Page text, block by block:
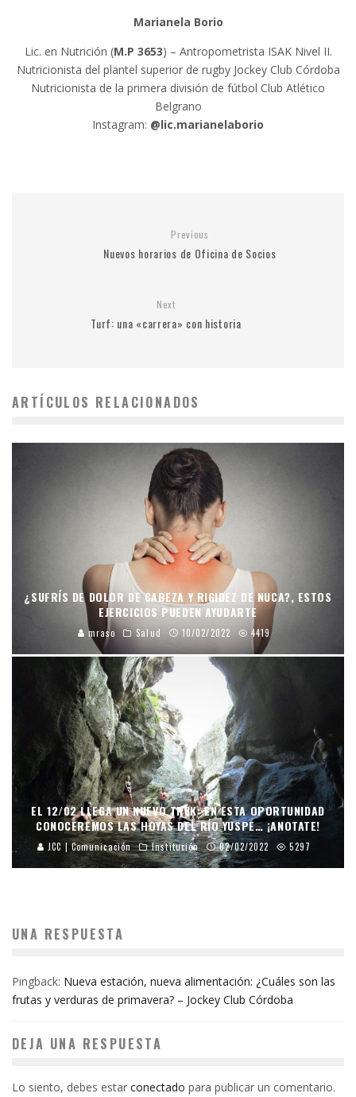
Marianela Borio
Lic. en Nutrición (M.P 3653) – Antropometrista ISAK Nivel II.
Nutricionista del plantel superior de rugby Jockey Club Córdoba
Nutricionista de la primera división de fútbol Club Atlético
Belgrano
Instagram: @lic.marianelaborio
Previous
Nuevos horarios de Oficina de Socios
Next
Turf: una «carrera» con historia
ARTÍCULOS RELACIONADOS
¿SUFRÍS DE DOLOR DE CABEZA Y RIGIDEZ DE NUCA?, ESTOS
EJERCICIOS PUEDEN AYUDARTE
mraso Salud 10/02/2022 4419
EL 12/02 LLEGA UN NUEVO TREK: EN ESTA OPORTUNIDAD
CONOCEREMOS LAS HOYAS DEL RÍO YUSPE… ¡ANOTATE!
JCC | Comunicación Institución 02/02/2022 5297
UNA RESPUESTA
Pingback: Nueva estación, nueva alimentación: ¿Cuáles son las
frutas y verduras de primavera? – Jockey Club Córdoba
DEJA UNA RESPUESTA
Lo siento, debes estar conectado para publicar un comentario.